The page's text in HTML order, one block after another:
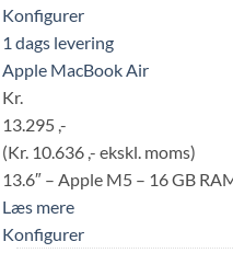
Konfigurer
1 dags levering
Apple MacBook Air
Kr.
13.295 ,-
(Kr. 10.636 ,- ekskl. moms)
13.6″ – Apple M5 – 16 GB
Læs mere
Konfigurer